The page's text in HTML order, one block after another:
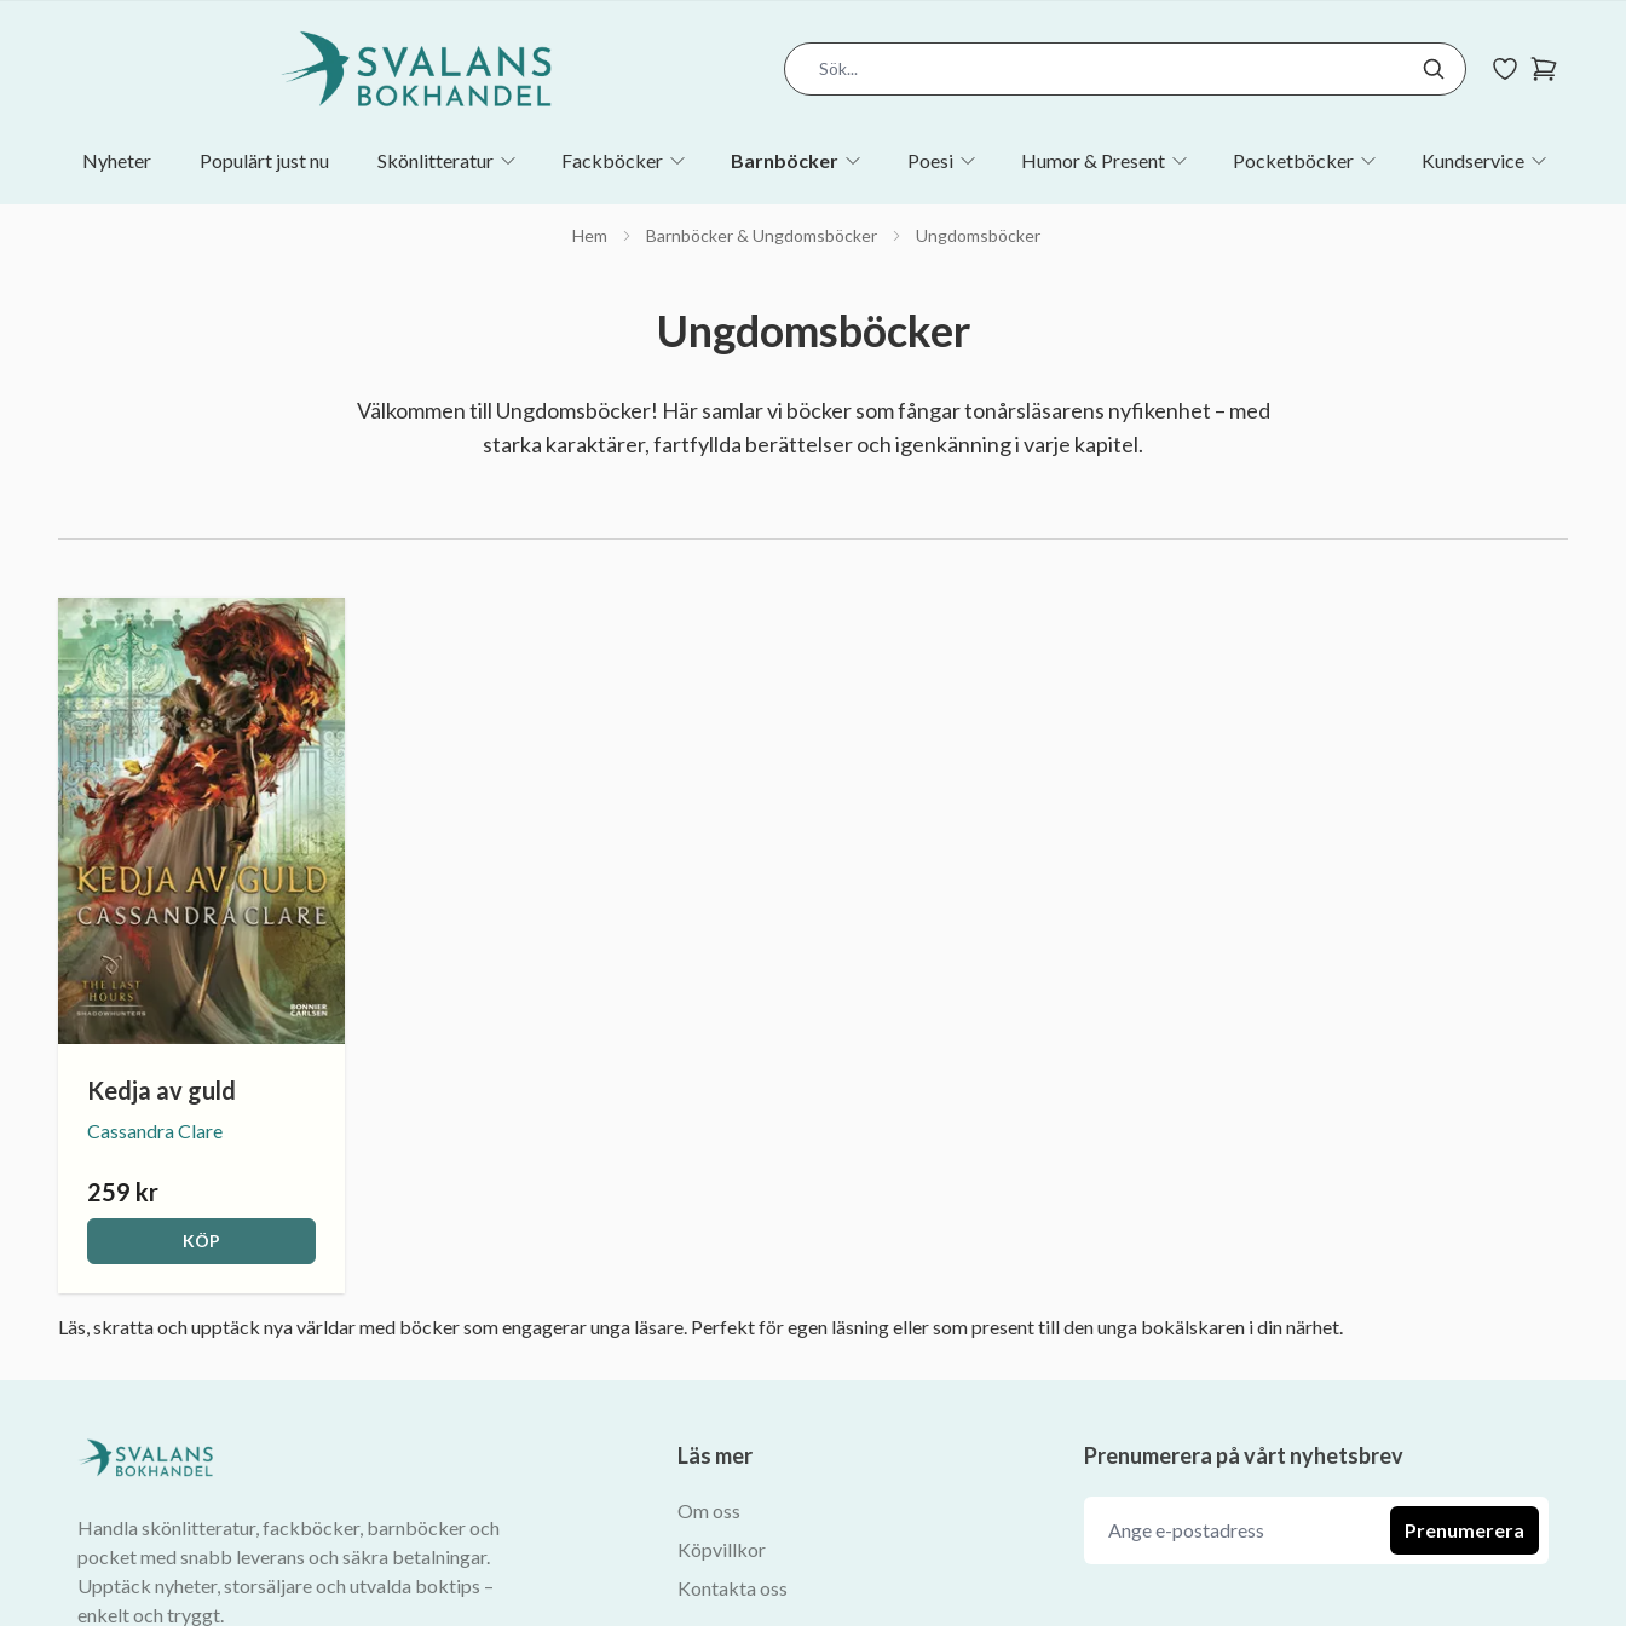
Nyheter Populärt just nu Skönlitteratur Fackböcker Barnböcker Poesi Humor & Present Pocketböcker Kundservice
Hem Barnböcker & Ungdomsböcker Ungdomsböcker
Ungdomsböcker
Välkommen till Ungdomsböcker! Här samlar vi böcker som fångar tonårsläsarens nyfikenhet – med
starka karaktärer, fartfyllda berättelser och igenkänning i varje kapitel.
Kedja av guld
Cassandra Clare
259 kr
KÖP
Läs, skratta och upptäck nya världar med böcker som engagerar unga läsare. Perfekt för egen läsning eller som present till den unga bokälskaren i din närhet.
Handla skönlitteratur, fackböcker, barnböcker och
pocket med snabb leverans och säkra betalningar.
Upptäck nyheter, storsäljare och utvalda boktips –
enkelt och tryggt.
Läs mer
Om oss
Köpvillkor
Kontakta oss
Prenumerera på vårt nyhetsbrev
Prenumerera